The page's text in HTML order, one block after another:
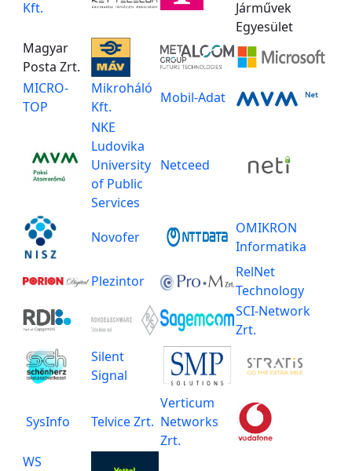
Kft.
Járművek
Egyesület
Magyar
Posta Zrt.
MICRO-
TOP
Mikroháló
Kft.
Mobil-Adat
NKE
Ludovika
University
of Public
Services
Netceed
Novofer
OMIKRON
Informatika
Plezintor
RelNet
Technology
SCI-Network
Zrt.
Silent
Signal
SysInfo Telvice Zrt.
Verticum
Networks
Zrt.
WS